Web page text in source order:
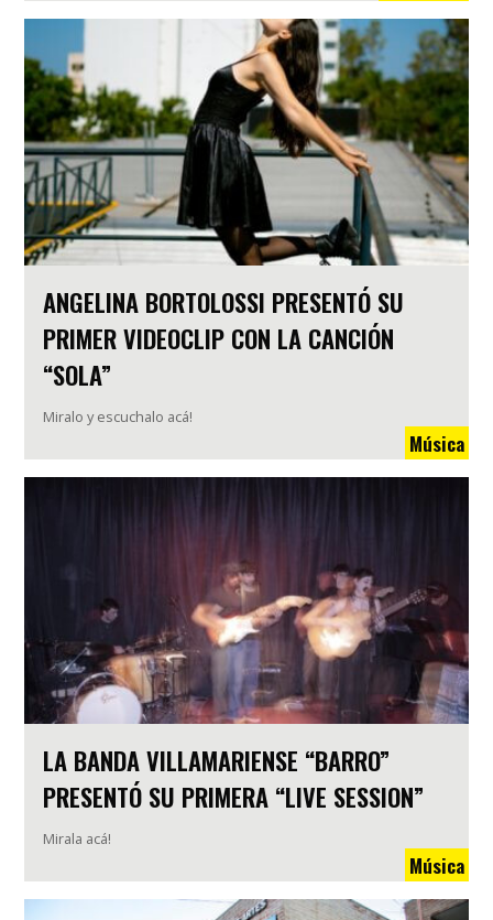
ANGELINA BORTOLOSSI PRESENTÓ SU
PRIMER VIDEOCLIP CON LA CANCIÓN
“SOLA”
Miralo y escuchalo acá!
Música
LA BANDA VILLAMARIENSE “BARRO”
PRESENTÓ SU PRIMERA “LIVE SESSION”
Mirala acá!
Música